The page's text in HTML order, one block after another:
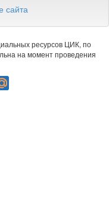
сайта
ресурсов ЦИК, по
на момент проведения